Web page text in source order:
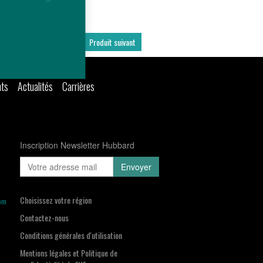
Produit suivant
Actualités Carrières
Inscription Newsletter Hubbard
Choisissez votre région
Contactez-nous
Conditions générales d'utilisation
Mentions légales et Politique de